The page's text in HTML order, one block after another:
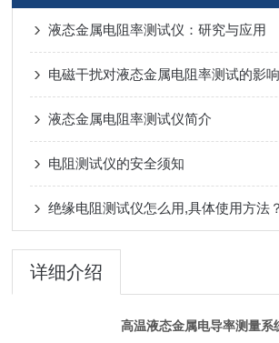
液态金属电阻率测试仪：研究与应用
电磁干扰对液态金属电阻率测试的影
液态金属电阻率测试仪简介
电阻测试仪的安全须知
绝缘电阻测试仪怎么用,具体使用方法？
详细介绍
高温液态金属电导率测量系